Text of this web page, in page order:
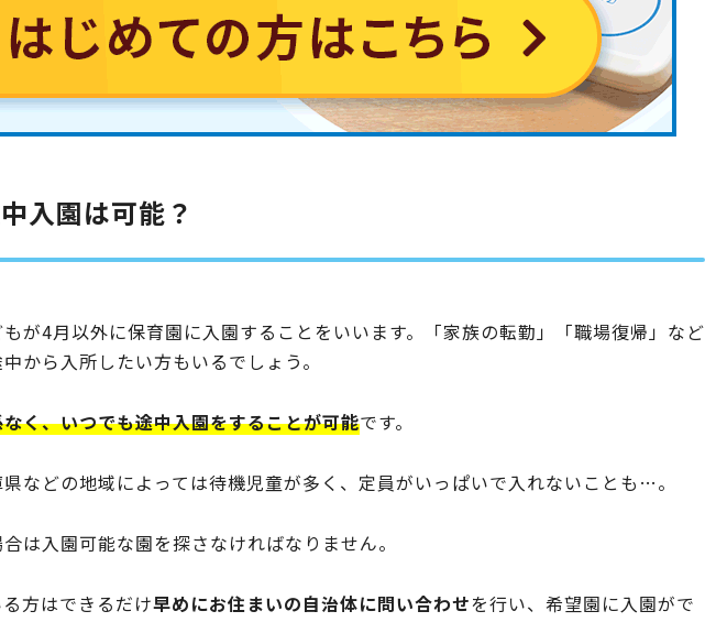
入園は可能？
が4月以外に保育園に入園することをいいます。「家族の転勤」「職場復帰」など
から入所したい方もいるでしょう。
く、いつでも途中入園をすることが可能です。
などの地域によっては待機児童が多く、定員がいっぱいで入れないことも…。
は入園可能な園を探さなければなりません。
方はできるだけ早めにお住まいの自治体に問い合わせを行い、希望園に入園がで